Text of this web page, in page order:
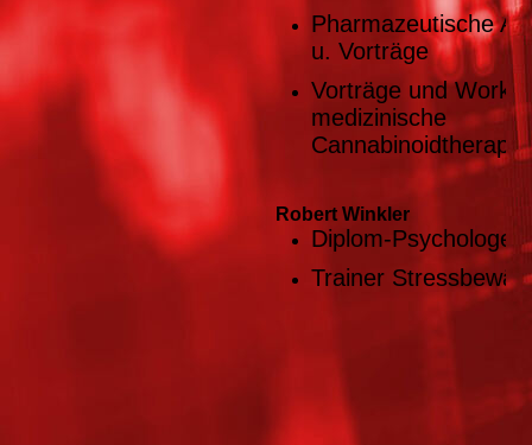
Pharmazeutische
u. Vorträge
Vorträge und
medizinische
Cannabinoidtherapie
Robert Winkler
Diplom-Psychologe
Trainer